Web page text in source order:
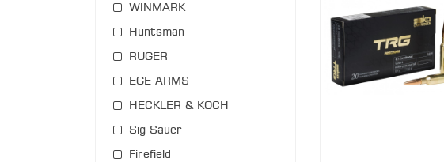
WINMARK
Huntsman
RUGER
EGE ARMS
HECKLER & KOCH
Sig Sauer
Firefield